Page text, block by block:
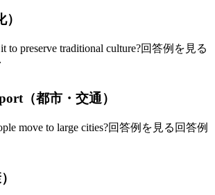
to preserve traditional culture?回答例を見る
（都市・交通）
move to large cities?回答例を見る 回答例